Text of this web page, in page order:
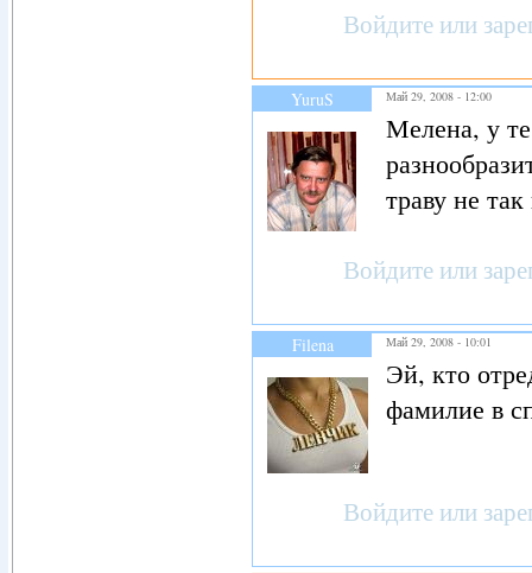
Войдите или
YuruS Май 29, 2008 - 12:00
Мелена, у
траву не
Войдите или
Filena Май 29, 2008 - 10:01
Эй, кто
фамилие в
Войдите или